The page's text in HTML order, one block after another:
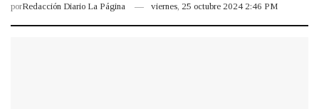
porRedacción Diario La Página viernes, 25 octubre 2024 2:46 PM